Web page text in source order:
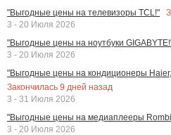
"Выгодные цены на телевизоры TCL!"
3 - 20 Июля 2026
"Выгодные цены на ноутбуки
3 - 20 Июля 2026
"Выгодные цены на кондиционеры
Закончилась 9 дней назад
3 - 31 Июля 2026
"Выгодные цены на медиаплееры
3 - 20 Июля 2026